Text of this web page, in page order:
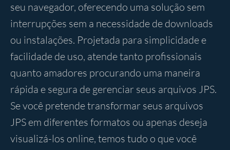
Outras Ferramentas
seu navegador, oferecendo uma solução sem
interrupções sem a necessidade de downloads
ou instalações. Projetada para simplicidade e
facilidade de uso, atende tanto profissionais
quanto amadores procurando uma maneira
rápida e segura de gerenciar seus arquivos JPS.
Se você pretende transformar seus arquivos
JPS em diferentes formatos ou apenas deseja
visualizá-los online, temos tudo o que você